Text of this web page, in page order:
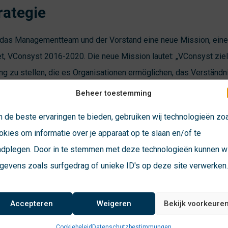
Beheer toestemming
de beste ervaringen te bieden, gebruiken wij technologieën
om informatie over je apparaat op te slaan en/of te
Door in te stemmen met deze technologieën kunnen
zoals surfgedrag of unieke ID's op deze site verwerken.
Accepteren Weigeren Bekijk voorkeuren
CookiebeleidDatenschutzbestimmungen
Managementteam und der Vorstand eine neue Mission,
VConsyst 2016-2020. Die neue Mission lautet: „VConsyst
zu stellen, die es Organisationen ermöglichen, das
Im Lichte dieser Mission wurden acht
zu positionieren.
Grundwerte erfordern eine andere Sichtweise auf den Markt
Außerdem muss die persönliche Leistungsentwicklung und
Mitarbeiter im Vordergrund stehen.